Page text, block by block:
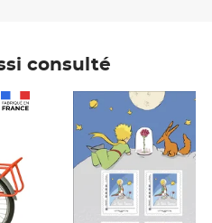
consulté
Prix 7,50€